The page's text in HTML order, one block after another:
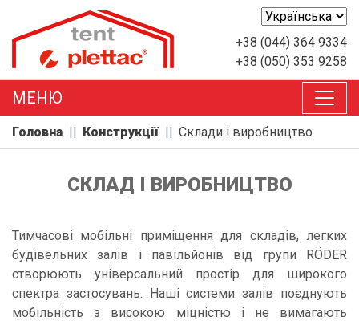
+38 (044) 364 9334
+38 (050) 353 9258
MEНЮ
Головна Конструкції Склади і виробництво
СКЛАД І ВИРОБНИЦТВО
Тимчасові мобільні приміщення для складів, легких
будівельних залів і павільйонів від групи RÖDER
створюють універсальний простір для широкого
спектра застосувань. Наші системи залів поєднують
мобільність з високою міцністю і не вимагають